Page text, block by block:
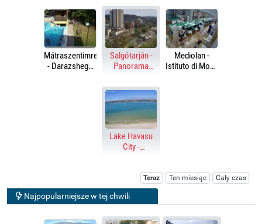
Harbour Bridge
Mátraszentimre
- Darazshegyi
Salgótarján -
Panorama
Mediolan -
Istituto di Moda
Lake Havasu
City -
Teraz Ten miesiąc Cały czas
Najpopularniejsze w tej chwili